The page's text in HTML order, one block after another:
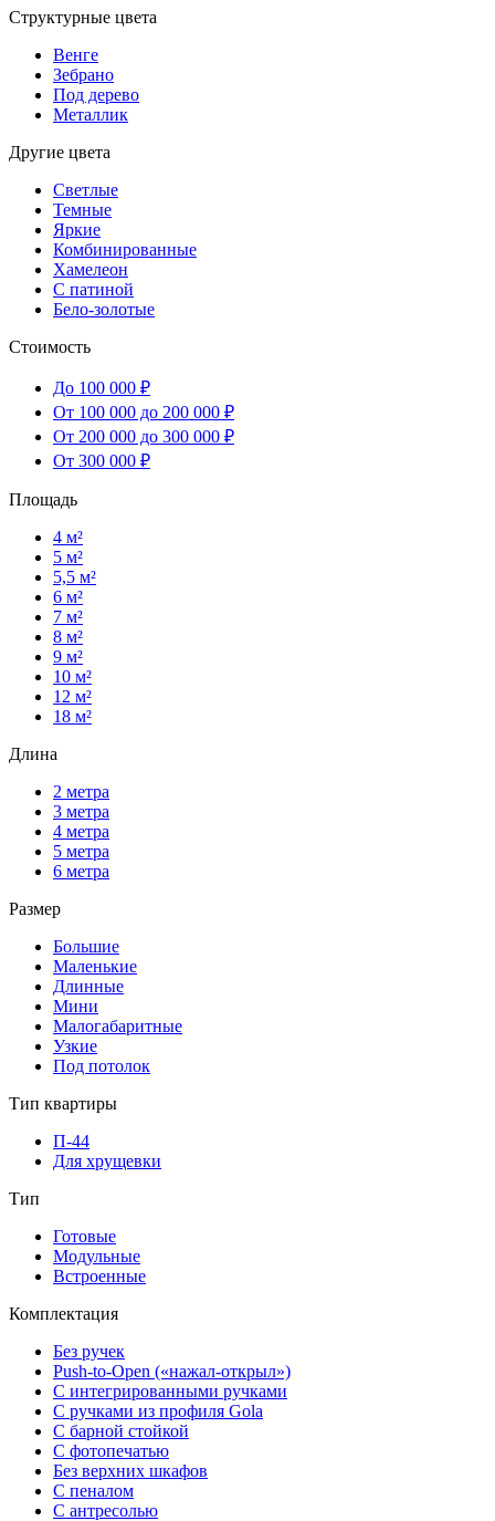
Структурные цвета
Венге
Зебрано
Под дерево
Металлик
Другие цвета
Светлые
Темные
Яркие
Комбинированные
Хамелеон
С патиной
Бело-золотые
Стоимость
До 100 000 ₽
От 100 000 до 200 000 ₽
От 200 000 до 300 000 ₽
От 300 000 ₽
Площадь
4 м²
5 м²
5,5 м²
6 м²
7 м²
8 м²
9 м²
10 м²
12 м²
18 м²
Длина
2 метра
3 метра
4 метра
5 метра
6 метра
Размер
Большие
Маленькие
Длинные
Мини
Малогабаритные
Узкие
Под потолок
Тип квартиры
П-44
Для хрущевки
Тип
Готовые
Модульные
Встроенные
Комплектация
Без ручек
Push-to-Open («нажал-открыл»)
С интегрированными ручками
С ручками из профиля Gola
С барной стойкой
С фотопечатью
Без верхних шкафов
С пеналом
С антресолью